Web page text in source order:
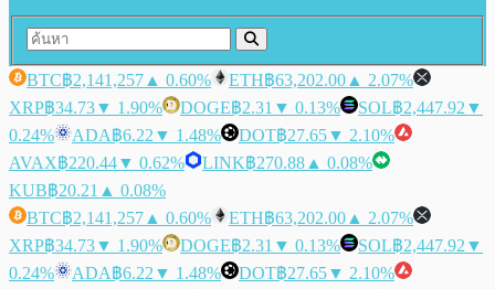
BTC฿2,141,257 ▲ 0.60% ETH฿63,202.00 ▲ 2.07%
XRP฿34.73▼ 1.90% DOGE฿2.31 ▼ 0.13% SOL฿2,447.92 ▼
0.24%
ADA฿6.22 ▼ 1.48% DOT฿27.65▼ 2.10%
AVAX฿220.44▼ 0.62% LINK฿270.88 ▲ 0.08%
KUB฿20.21 ▲ 0.08%
BTC฿2,141,257 ▲ 0.60% ETH฿63,202.00 ▲ 2.07%
XRP฿34.73▼ 1.90% DOGE฿2.31 ▼ 0.13% SOL฿2,447.92 ▼
0.24%
ADA฿6.22 ▼ 1.48% DOT฿27.65▼ 2.10%